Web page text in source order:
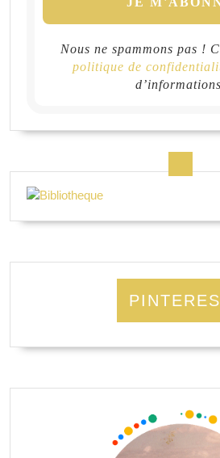
Nous ne spammons pas !
politique de